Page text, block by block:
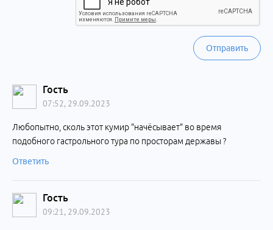
Отправить
Гость
07:52, 29.09.2023
Любопытно, сколь этот кумир "начёсывает" во время
подобного гастрольного тура по просторам державы ?
Ответить
Гость
09:21, 29.09.2023